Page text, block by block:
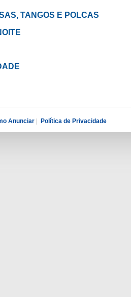
TANGOS E POLCAS
Anunciar Política de Privacidade